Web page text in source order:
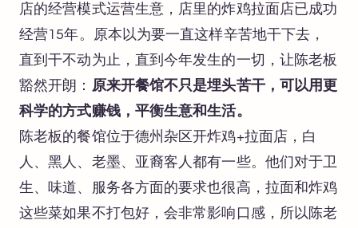
店的经营模式运营生意，店里的炸鸡拉面店已成功
经营15年。原本以为要一直这样辛苦地干下去，
直到干不动为止，直到今年发生的一切，让陈老板
豁然开朗： 原来开餐馆不只是埋头苦干，可以用更
科学的方式赚钱，平衡生意和生活。
陈老板的餐馆位于德州杂区开炸鸡+拉面店，白
人、黑人、老墨、亚裔客人都有一些。他们对于卫
生、味道、服务各方面的要求也很高，拉面和炸鸡
这些菜如果不打包好，会非常影响口感，所以陈老